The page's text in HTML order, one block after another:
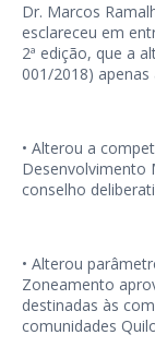
Dr. Marcos
esclareceu em
2ª edição, que a
001/2018)
• Alterou a
Desenvolvimento
conselho
• Alterou
Zoneamento
destinadas às
comunidades